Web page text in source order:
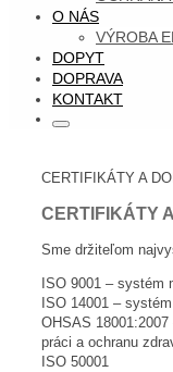
O NÁS
VÝROBA
DOPYT
DOPRAVA
KONTAKT
Search
Search
HOME
CERTIFIKÁTY A
CERTIFIKÁTY
Sme držiteľom
ISO 9001 – systém
ISO 14001 –
OHSAS
práci a ochranu
ISO 50001